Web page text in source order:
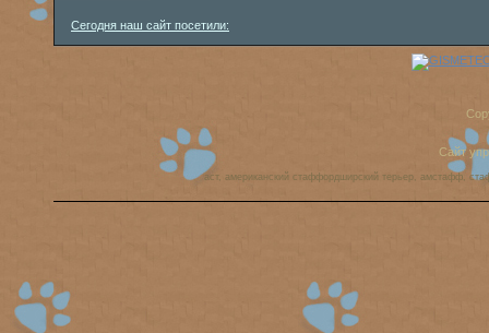
Сегодня наш сайт посетили:
Сайт
аст, американский стаффордширский терьер, амстафф,